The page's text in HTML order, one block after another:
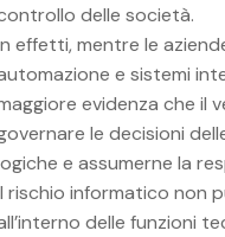
delle società.
effetti, mentre le
e sistemi
evidenza che il
le decisioni
e assumerne la
rischio informatico non
delle funzioni